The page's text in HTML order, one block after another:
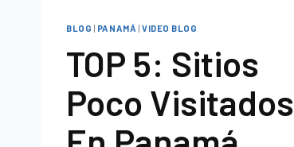
BLOG PANAMÁ VIDEO BLOG
TOP 5: Sitios
Poco Visitados